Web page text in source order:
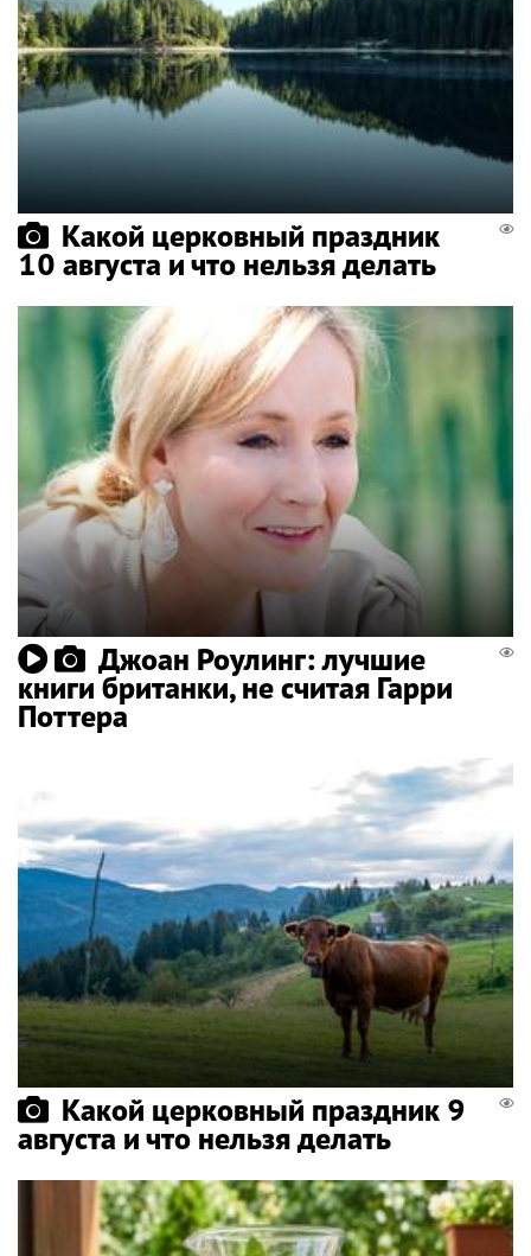
Какой церковный праздник
10 августа и что нельзя делать
Джоан Роулинг: лучшие
книги британки, не считая Гарри
Поттера
Какой церковный праздник 9
августа и что нельзя делать